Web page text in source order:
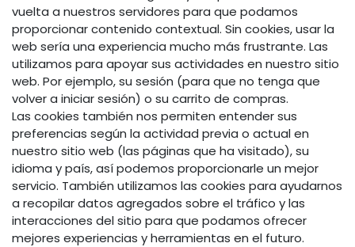
vuelta a nuestros servidores para que podamos
proporcionar contenido contextual. Sin cookies, usar la
web sería una experiencia mucho más frustrante. Las
utilizamos para apoyar sus actividades en nuestro sitio
web. Por ejemplo, su sesión (para que no tenga que
volver a iniciar sesión) o su carrito de compras.
Las cookies también nos permiten entender sus
preferencias según la actividad previa o actual en
nuestro sitio web (las páginas que ha visitado), su
idioma y país, así podemos proporcionarle un mejor
servicio. También utilizamos las cookies para ayudarnos
a recopilar datos agregados sobre el tráfico y las
interacciones del sitio para que podamos ofrecer
mejores experiencias y herramientas en el futuro.